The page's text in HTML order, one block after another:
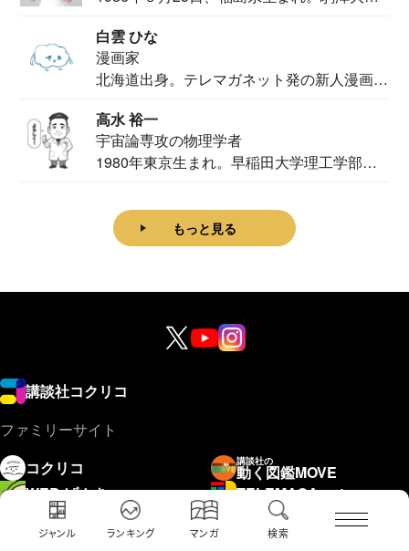
ジャンル ランキング マンガ 検索
白雲 ひな
漫画家
北海道出身。テレマガネット発の新人漫画
高水 裕一
宇宙論専攻の物理学者
1980年東京生まれ。早稲田大学理工学部物
もっと見る
講談社コクリコ
ファミリーサイト
コクリコ
講談社の
動く図鑑MOVE
WEB げんき
TELEMAGA.net
Aneひめ.net
えほん通信
青い鳥文庫
はやみねかおる FAN CLUB